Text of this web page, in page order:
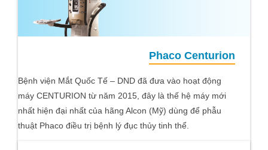
Phaco Centurion
Bệnh viện Mắt Quốc Tế – DND đã đưa vào hoạt động
máy CENTURION từ năm 2015, đây là thế hệ máy mới
nhất hiện đại nhất của hãng Alcon (Mỹ) dùng để phẫu
thuật Phaco điều trị bệnh lý đục thủy tinh thể.